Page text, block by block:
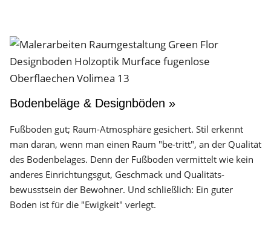
Bodenbeläge & Designböden »
Fußboden gut; Raum-Atmosphäre gesichert. Stil erkennt
man daran, wenn man einen Raum "be-tritt", an der Qualität
des Boden­belages. Denn der Fuß­boden vermittelt wie kein
anderes Einrichtungs­gut, Geschmack und Qualitäts­
bewusstsein der Bewohner. Und schließlich: Ein guter
Boden ist für die "Ewigkeit" verlegt.